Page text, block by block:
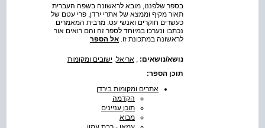
בספר שלפננו, מובא לראשונה בשפה העברית
תאור מקיף וממצא של אתרי ירדן, פרי עטם של
כעשרים חוקרים ואנשי עט. מרבית המאמרים
נכתבו ונערכו במיוחד לספר זה והם רואים אור
לראשונה במתכונת זו. אל הספר
נושא/נושאים: אריאל ישובים ומקומות
תוכן הספר:
אתרים ומקומות בירדן
הקדמה
תוכן עניינים
מבוא